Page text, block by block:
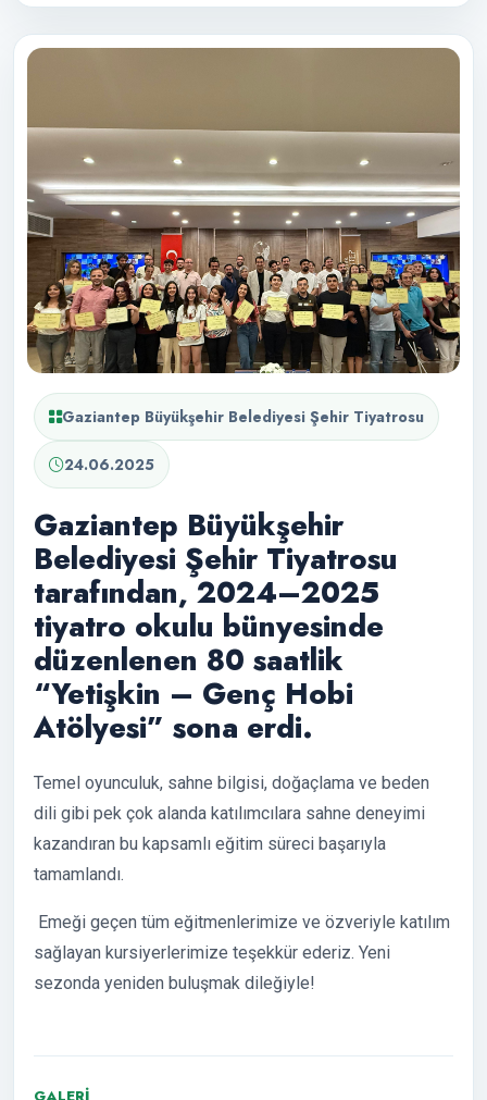
Gaziantep Büyükşehir Belediyesi Şehir Tiyatrosu
24.06.2025
Gaziantep Büyükşehir
Belediyesi Şehir Tiyatrosu
tarafından, 2024–2025
tiyatro okulu bünyesinde
düzenlenen 80 saatlik
“Yetişkin – Genç Hobi
Atölyesi” sona erdi.
Temel oyunculuk, sahne bilgisi, doğaçlama ve beden
dili gibi pek çok alanda katılımcılara sahne deneyimi
kazandıran bu kapsamlı eğitim süreci başarıyla
tamamlandı.
Emeği geçen tüm eğitmenlerimize ve özveriyle katılım
sağlayan kursiyerlerimize teşekkür ederiz. Yeni
sezonda yeniden buluşmak dileğiyle!
GALERI